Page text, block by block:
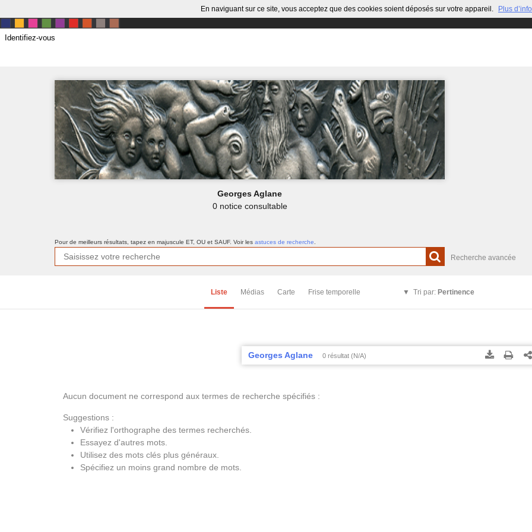
En naviguant sur ce site, vous acceptez que des cookies soient déposés sur votre appareil. Plus
Identifiez-vous
Georges Aglane
0 notice consultable
Pour de meilleurs résultats, tapez en majuscule ET, OU et SAUF. Voir les astuces de recherche
Recherche avancée
Liste Médias Carte Frise temporelle Tri par: Pertinence
Georges Aglane 0 résultat (N/A)
Aucun document ne correspond aux termes de recherche spécifiés :
Suggestions :
Vérifiez l'orthographe des termes recherchés.
Essayez d'autres mots.
Utilisez des mots clés plus généraux.
Spécifiez un moins grand nombre de mots.